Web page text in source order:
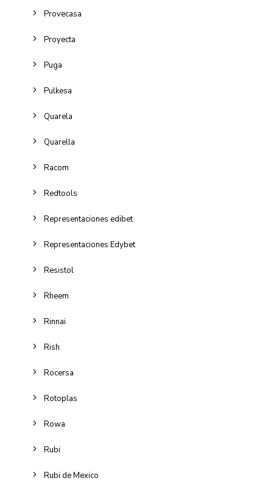
Provecasa
Proyecta
Puga
Pulkesa
Quarela
Quarella
Racom
Redtools
Representaciones edibet
Representaciones Edybet
Resistol
Rheem
Rinnai
Rish
Rocersa
Rotoplas
Rowa
Rubi
Rubi de Mexico